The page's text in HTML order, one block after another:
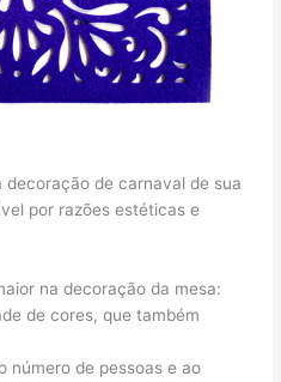
decoração de carnaval de sua
por razões estéticas e
na decoração da mesa:
de cores, que também
número de pessoas e ao